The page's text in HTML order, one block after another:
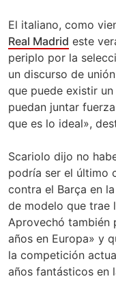
El italiano, como
Real Madrid este
periplo por la
un discurso de
que puede existir
puedan juntar
que es lo ideal»,
Scariolo dijo no
podría ser el último
contra el Barça en
de modelo que trae
Aprovechó también
años en Europa» y
la competición
años fantásticos en